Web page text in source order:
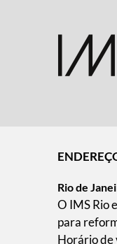
Rio de
O IMS Rio
para
Horário de